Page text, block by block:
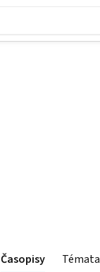
Časopisy Témata